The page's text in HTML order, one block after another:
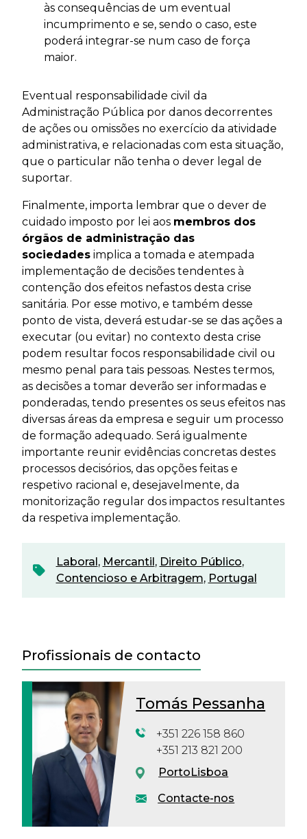
às consequências de um eventual
incumprimento e se, sendo o caso, este
poderá integrar-se num caso de força
maior.
Eventual responsabilidade civil da
Administração Pública por danos decorrentes
de ações ou omissões no exercício da atividade
administrativa, e relacionadas com esta situação,
que o particular não tenha o dever legal de
suportar.
Finalmente, importa lembrar que o dever de
cuidado imposto por lei aos membros dos
órgãos de administração das
sociedades implica a tomada e atempada
implementação de decisões tendentes à
contenção dos efeitos nefastos desta crise
sanitária. Por esse motivo, e também desse
ponto de vista, deverá estudar-se se das ações a
executar (ou evitar) no contexto desta crise
podem resultar focos responsabilidade civil ou
mesmo penal para tais pessoas. Nestes termos,
as decisões a tomar deverão ser informadas e
ponderadas, tendo presentes os seus efeitos nas
diversas áreas da empresa e seguir um processo
de formação adequado. Será igualmente
importante reunir evidências concretas destes
processos decisórios, das opções feitas e
respetivo racional e, desejavelmente, da
monitorização regular dos impactos resultantes
da respetiva implementação.
Laboral , Mercantil , Direito Público,
Contencioso e Arbitragem, Portugal
Profissionais de contacto
Tomás Pessanha
Contacte-nos
+351 226 158 860
+351 213 821 200
Porto Lisboa